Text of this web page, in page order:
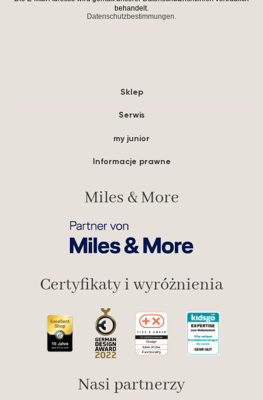
behandelt.
Datenschutzbestimmungen.
Sklep
Serwis
my junior
Informacje prawne
Miles & More
Certyfikaty i wyróżnienia
Nasi partnerzy